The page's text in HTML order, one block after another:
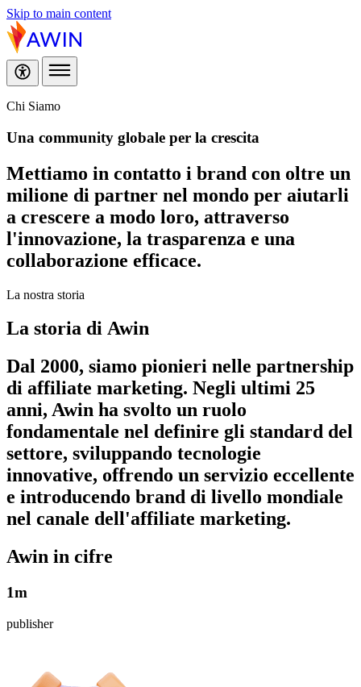
Skip to main content
Chi Siamo
Una community globale per la crescita
Mettiamo in contatto i brand con oltre un
milione di partner nel mondo per aiutarli
a crescere a modo loro, attraverso
l'innovazione, la trasparenza e una
collaborazione efficace.
La nostra storia
La storia di Awin
Dal 2000, siamo pionieri nelle partnership
di affiliate marketing. Negli ultimi 25
anni, Awin ha svolto un ruolo
fondamentale nel definire gli standard del
settore, sviluppando tecnologie
innovative, offrendo un servizio eccellente
e introducendo brand di livello mondiale
nel canale dell'affiliate marketing.
Awin in cifre
1m
publisher